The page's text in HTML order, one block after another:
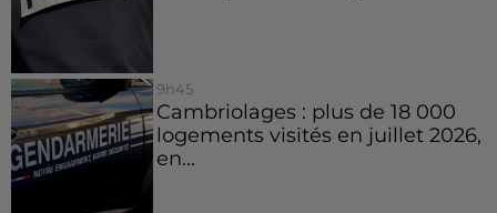
9h45
Cambriolages : plus de 18 000
logements visités en juillet 2026,
en...